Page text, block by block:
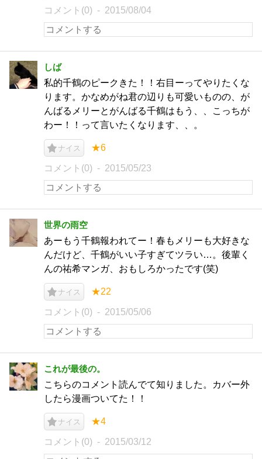
コメント(0) 2015/08/04
しば
私的千鶴のピークきた！！右目ーってやりたくな
ります。かなめがね君の辺りも可愛いものの、が
んばるメリーとがんばる千鶴はもう、、こっちが
わー！！って言いたくなります、、。
ナイス ★6
コメント(0) 2015/05/23
世界の雨空
あーもう千鶴報われてー！春もメリーも大好きな
んだけど、千鶴がいい子すぎてツラい…。後輩く
んの祐希マンガ、おもしろかったです(笑)
ナイス ★22
コメント(0) 2015/05/06
これが最後の。
こちらのコメント読んでて知りました。カバー外
したら漫画ついてた！！
ナイス ★4
コメント(0) 2015/03/12